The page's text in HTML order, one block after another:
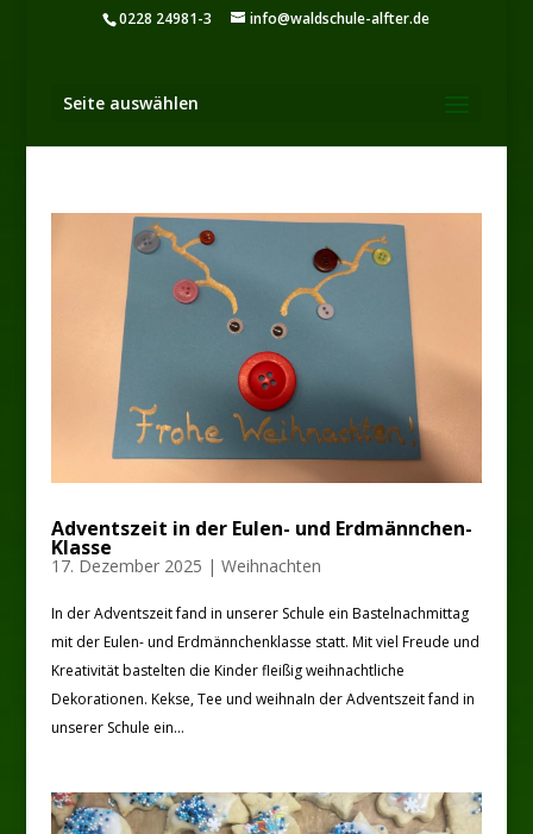
0228 24981-3 info@waldschule-alfter.de
Seite auswählen
Adventszeit in der Eulen- und Erdmännchen-
Klasse
17. Dezember 2025 | Weihnachten
In der Adventszeit fand in unserer Schule ein Bastelnachmittag
mit der Eulen- und Erdmännchenklasse statt. Mit viel Freude und
Kreativität bastelten die Kinder fleißig weihnachtliche
Dekorationen. Kekse, Tee und weihnaIn der Adventszeit fand in
unserer Schule ein...